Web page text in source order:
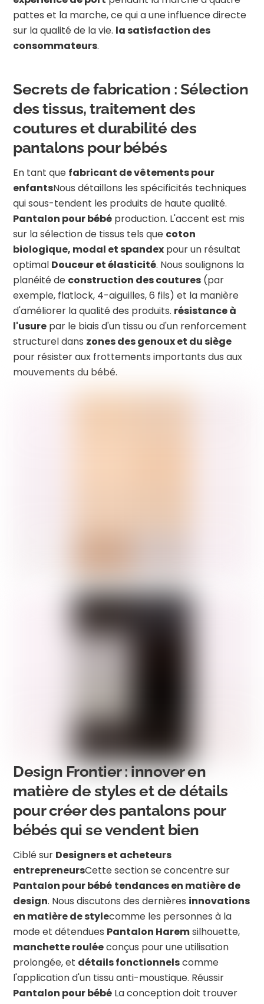
pattes et la marche, ce qui a une influence directe
sur la qualité de la vie. la satisfaction des
consommateurs.
Secrets de fabrication : Sélection
des tissus, traitement des
coutures et durabilité des
pantalons pour bébés
En tant que fabricant de vêtements pour
enfantsNous détaillons les spécificités techniques
qui sous-tendent les produits de haute qualité.
Pantalon pour bébé production. L'accent est mis
sur la sélection de tissus tels que coton
biologique, modal et spandex pour un résultat
optimal Douceur et élasticité. Nous soulignons la
planéité de construction des coutures (par
exemple, flatlock, 4-aiguilles, 6 fils) et la manière
d'améliorer la qualité des produits. résistance à
l'usure par le biais d'un tissu ou d'un renforcement
structurel dans zones des genoux et du siège
pour résister aux frottements importants dus aux
mouvements du bébé.
Design Frontier : innover en
matière de styles et de détails
pour créer des pantalons pour
bébés qui se vendent bien
Ciblé sur Designers et acheteurs
entrepreneursCette section se concentre sur
Pantalon pour bébé tendances en matière de
design. Nous discutons des dernières innovations
en matière de stylecomme les personnes à la
mode et détendues Pantalon Haremsilhouette,
manchette rouléeconçus pour une utilisation
prolongée, et détails fonctionnelscomme
l'application d'un tissu anti-moustique. Réussir
Pantalon pour bébé La conception doit trouver